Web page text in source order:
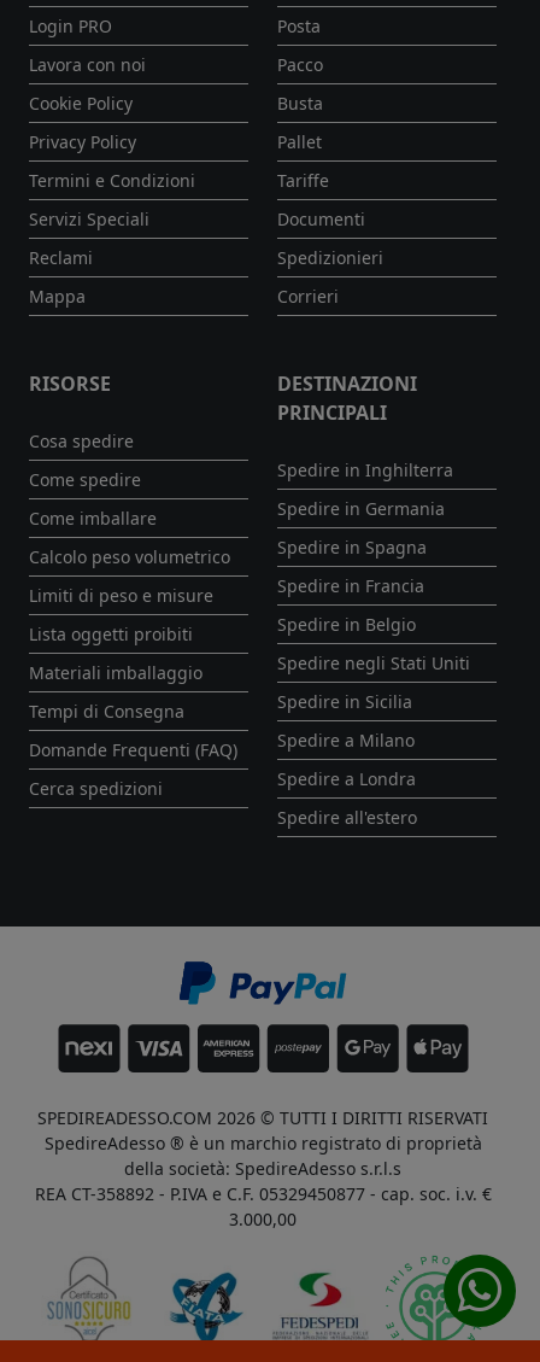
Login PRO
Lavora con noi
Cookie Policy
Privacy Policy
Termini e Condizioni
Servizi Speciali
Reclami
Mappa
Posta
Pacco
Busta
Pallet
Tariffe
Documenti
Spedizionieri
Corrieri
RISORSE
Cosa spedire
Come spedire
Come imballare
Calcolo peso volumetrico
Limiti di peso e misure
Lista oggetti proibiti
Materiali imballaggio
Tempi di Consegna
Domande Frequenti (FAQ)
Cerca spedizioni
DESTINAZIONI
PRINCIPALI
Spedire in Inghilterra
Spedire in Germania
Spedire in Spagna
Spedire in Francia
Spedire in Belgio
Spedire negli Stati Uniti
Spedire in Sicilia
Spedire a Milano
Spedire a Londra
Spedire all'estero
SPEDIREADESSO.COM 2026 © TUTTI I DIRITTI RISERVATI
SpedireAdesso ® è un marchio registrato di proprietà
della società: SpedireAdesso s.r.l.s
REA CT-358892 - P.IVA e C.F. 05329450877 - cap. soc. i.v. €
3.000,00